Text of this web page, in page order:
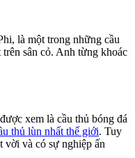
là một trong những cầu
sân cỏ. Anh từng khoác
xem là cầu thủ bóng đá
thủ lùn nhất thế giới. Tuy
vời và có sự nghiệp ấn